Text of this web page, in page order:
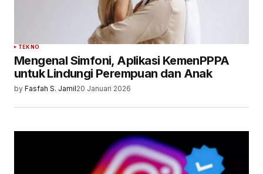
TEKNO
Mengenal Simfoni, Aplikasi KemenPPPA
untuk Lindungi Perempuan dan Anak
by Fasfah S. Jamil20 Januari 2026